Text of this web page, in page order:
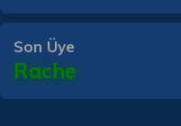
Son Üye
Rache